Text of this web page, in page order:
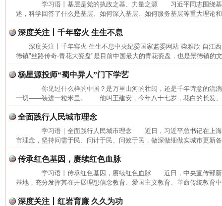
学习语丨基层是党的执政之基、力量之源 习近平同志围绕基
述，科学回答了什么是基层、如何深入基层、如何服务基层等重大理论
深度关注丨千年窑火 生生不息
深度关注丨千年窑火 生生不息中央纪委国家监委网站 柴雅欣 自
德镇"丝路传奇·青花大瓷盘"是目前中国最大的青花瓷盘，也是景德镇的
杨星源投师“蜀中异人”门下学艺
你见过什么样的中国？是万里山河的壮阔，还是千年诗意的
一切——装进一粒米里。 他叫王建安，今年八十七岁，花白的长发、
全面践行人民城市理念
学习语｜全面践行人民城市理念 近日，习近平总书记在上海
市理念，坚持问需于民、问计于民、问效于民，做深做细做实城市更新
传承红色基因，赓续红色血脉
学习语丨传承红色基因，赓续红色血脉 近日，中央宣传部新
基地，充分发挥其在开展理想信念教育、爱国主义教育、革命传统教育
深度关注丨红岩育廉 久久为功